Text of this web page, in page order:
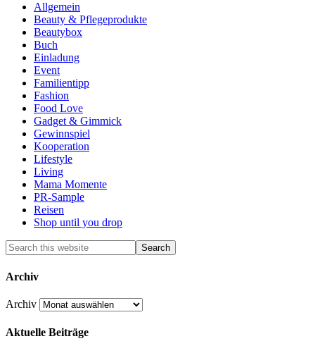
Allgemein
Beauty & Pflegeprodukte
Beautybox
Buch
Einladung
Event
Familientipp
Fashion
Food Love
Gadget & Gimmick
Gewinnspiel
Kooperation
Lifestyle
Living
Mama Momente
PR-Sample
Reisen
Shop until you drop
Archiv
Archiv
Aktuelle Beiträge